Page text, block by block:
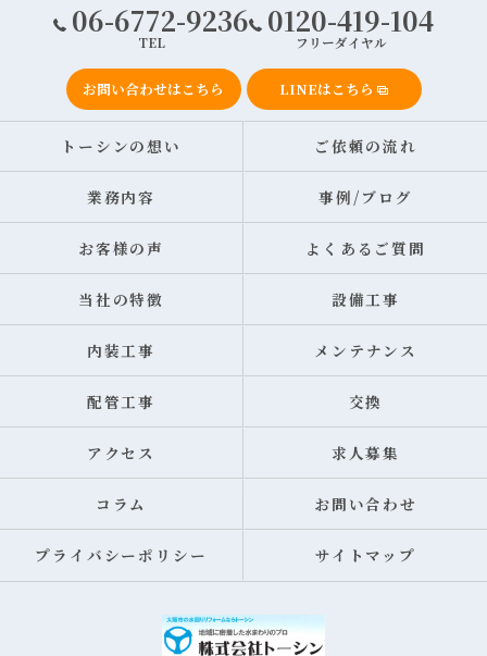
06-6772-9236
TEL
0120-419-104
フリーダイヤル
お問い合わせはこちら LINEはこちら
トーシンの想い ご依頼の流れ
業務内容 事例/ブログ
お客様の声 よくあるご質問
当社の特徴 設備工事
内装工事 メンテナンス
配管工事 交換
アクセス 求人募集
コラム お問い合わせ
プライバシーポリシー サイトマップ